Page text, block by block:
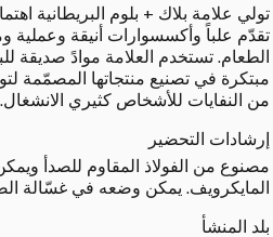
تولي علامة بلاك + بلوم البريطانية
تقدّم علباً وأكسسوارات أنيقة وعملية
الطعام. تستخدم العلامة موادً صديقة
مبتكرة في تصنيع منتجاتها المصمّمة
من النفايات للأشخاص كثيري الانشغال.
إرشادات التحضير
مصنوع من الفولاذ المقاوم للصدأ
المايكرويف. يمكن وضعه في غسّالة
بلد المنشأ